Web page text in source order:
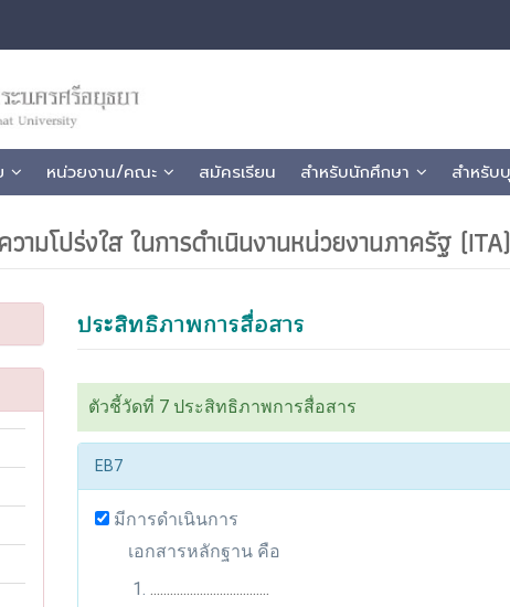
หน่วยงาน/คณะ สมัครเรียน สำหรับนักศึกษา สำหรับ
ามโปร่งใส ในการดำเนินงานหน่วยงานภาครัฐ (ITA)
ประสิทธิภาพการสื่อสาร
ตัวชี้วัดที่ 7 ประสิทธิภาพการสื่อสาร
EB7
มีการดำเนินการ
เอกสารหลักฐาน คือ
....................................